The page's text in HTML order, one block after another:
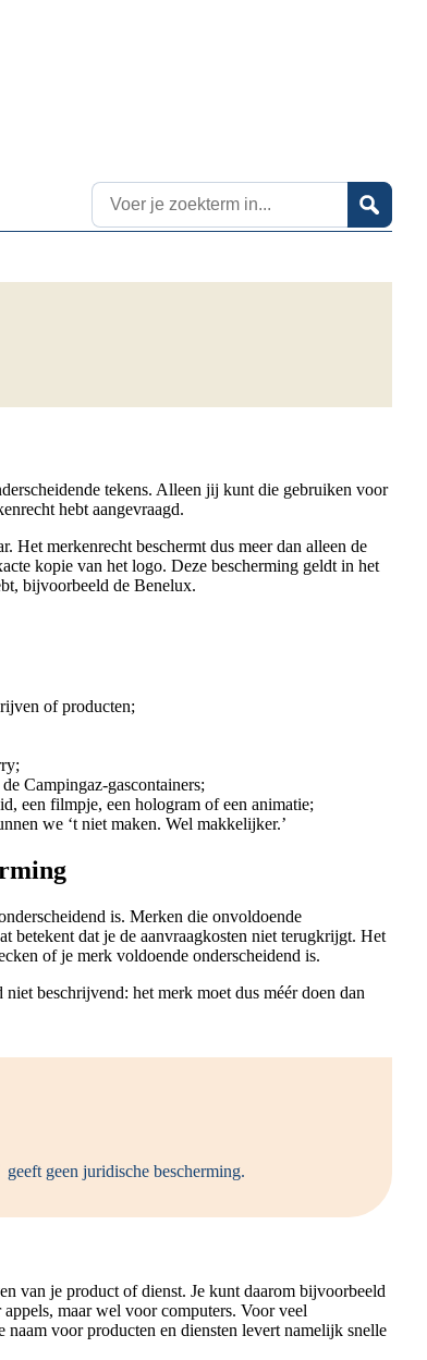
Zoekresultaten
tekens. Alleen jij kunt die gebruiken voor
hebt aangevraagd.
Het merkenrecht beschermt dus meer dan alleen de
kopie van het logo. Deze bescherming geldt in het
bijvoorbeeld de Benelux.
of producten;
Campingaz-gascontainers;
een filmpje, een hologram of een animatie;
we ‘t niet maken. Wel makkelijker.’
is. Merken die onvoldoende
betekent dat je de aanvraagkosten niet terugkrijgt. Het
of je merk voldoende onderscheidend is.
beschrijvend: het merk moet dus méér doen dan
geeft geen juridische bescherming.
van je product of dienst. Je kunt daarom bijvoorbeeld
maar wel voor computers. Voor veel
naam voor producten en diensten levert namelijk snelle